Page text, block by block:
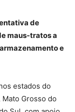
de
maus-tratos a
e
estados do
Mato Grosso do